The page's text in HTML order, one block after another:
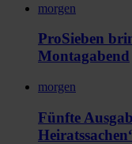
morgen
ProSieben
Montagabend
morgen
Fünfte